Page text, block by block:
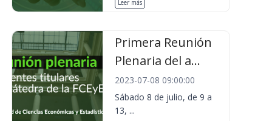
Leer más
Primera Reunión
Plenaria del a...
2023-07-08 09:00:00
Sábado 8 de julio, de 9 a
13, ...